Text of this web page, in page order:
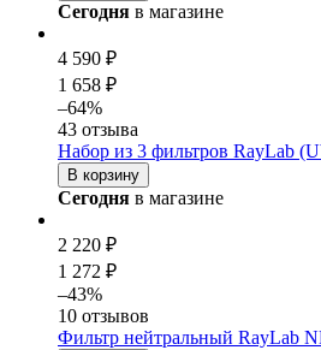
Сегодня в магазине
4 590 ₽
1 658 ₽
–64%
43 отзыва
Набор из 3 фильтров RayLab
В корзину
Сегодня в магазине
2 220 ₽
1 272 ₽
–43%
10 отзывов
Фильтр нейтральный RayLab